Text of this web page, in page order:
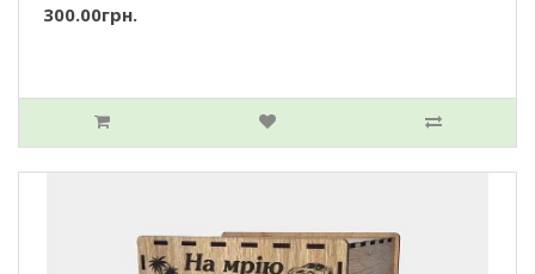
300.00грн.